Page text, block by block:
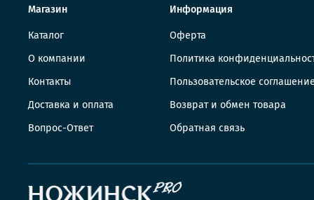
Магазин
Каталог
О компании
Контакты
Доставка и оплата
Вопрос-Ответ
Информация
Оферта
Политика
Пользовательское
Возврат и обмен товара
Обратная связь